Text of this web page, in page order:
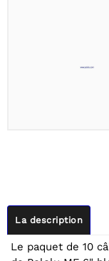
La description
Le paquet de 10